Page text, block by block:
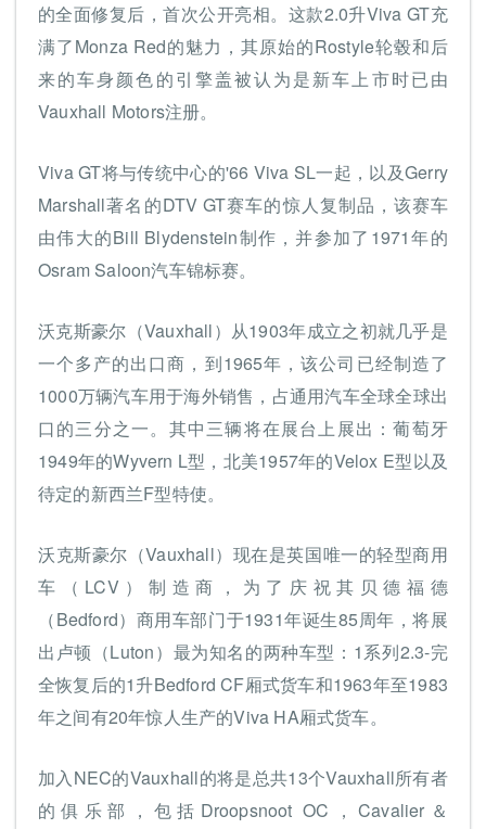
的全面修复后，首次公开亮相。这款2.0升Viva GT充
满了Monza Red的魅力，其原始的Rostyle轮毂和后
来的车身颜色的引擎盖被认为是新车上市时已由
Vauxhall Motors注册。
Viva GT将与传统中心的'66 Viva SL一起，以及Gerry
Marshall著名的DTV GT赛车的惊人复制品，该赛车
由伟大的Bill Blydenstein制作，并参加了1971年的
Osram Saloon汽车锦标赛。
沃克斯豪尔（Vauxhall）从1903年成立之初就几乎是
一个多产的出口商，到1965年，该公司已经制造了
1000万辆汽车用于海外销售，占通用汽车全球全球出
口的三分之一。其中三辆将在展台上展出：葡萄牙
1949年的Wyvern L型，北美1957年的Velox E型以及
待定的新西兰F型特使。
沃克斯豪尔（Vauxhall）现在是英国唯一的轻型商用
车（LCV）制造商，为了庆祝其贝德福德
（Bedford）商用车部门于1931年诞生85周年，将展
出卢顿（Luton）最为知名的两种车型：1系列2.3-完
全恢复后的1升Bedford CF厢式货车和1963年至1983
年之间有20年惊人生产的Viva HA厢式货车。
加入NEC的Vauxhall的将是总共13个Vauxhall所有者
的俱乐部，包括Droopsnoot OC，Cavalier＆